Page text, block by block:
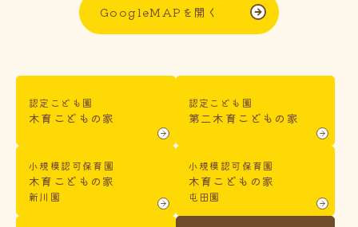
GoogleMAPを開く
認定こども園
木育こどもの家
認定こども園
第二木育こどもの家
小規模認可保育園
木育こどもの家
新川園
小規模認可保育園
木育こどもの家
屯田園